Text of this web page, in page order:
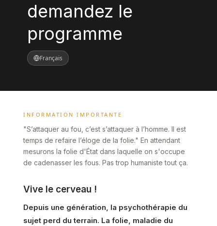
demandez le
programme
Français
INFORMATION IMPORTANTE
"S’attaquer au fou, c’est s’attaquer à l’homme. Il est
temps de refaire l’éloge de la folie." En attendant
mesurons la folie d'État dans laquelle on s'occupe
de cadenasser les fous. Pas trop humaniste tout ça.
Vive le cerveau !
Depuis une génération, la psychothérapie du
sujet perd du terrain. La folie, maladie du